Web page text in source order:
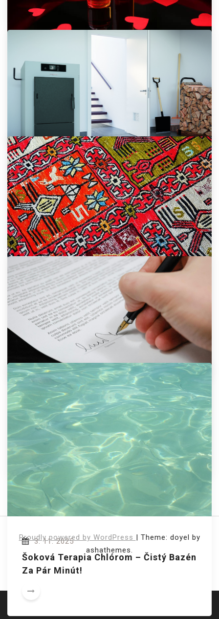
2. 3. 2026
Erotické Masáže – Keď Sa Dotyk Mení
Na Potešenie
2. 1. 2026
Top Budúcnosť Vykurovania
16. 12. 2025
Veľké Koberce V Metráži Do Práčky
Nestrčíte
18. 11. 2025
Energetické Posúdenie Budovy
3. 11. 2025
Šoková Terapia Chlórom – Čistý Bazén
Za Pár Minút!
Navigace
Pro
STARŠÍ PŘÍSPĚVKY
Proudly powered by WordPress
Theme: doyel by
ashathemes.